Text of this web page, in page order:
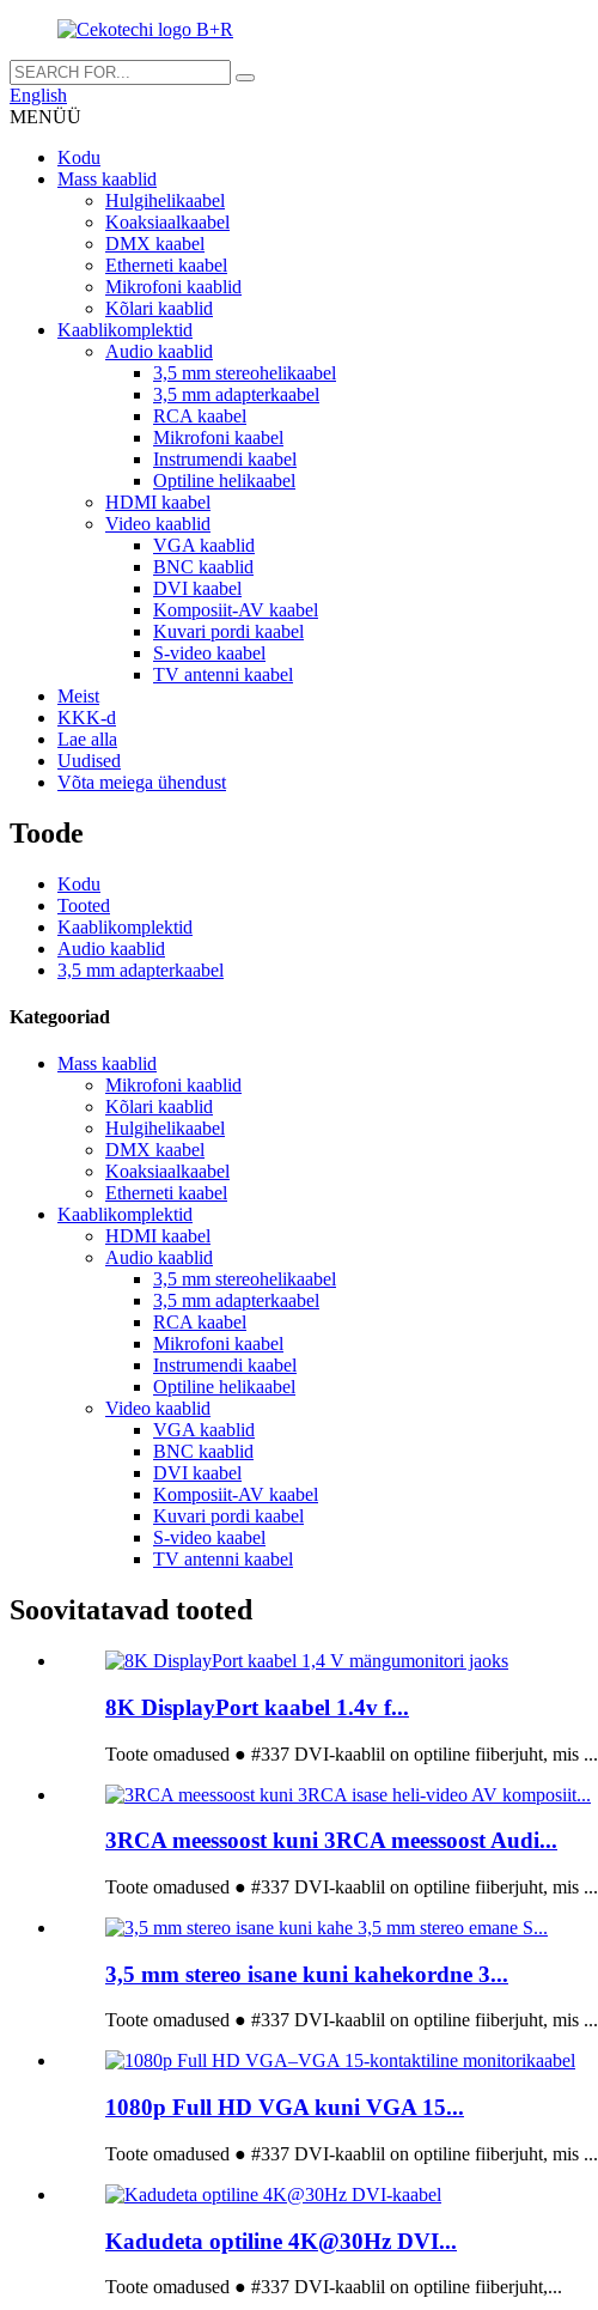
English
MENÜÜ
Kodu
Mass kaablid
Hulgihelikaabel
Koaksiaalkaabel
DMX kaabel
Etherneti kaabel
Mikrofoni kaablid
Kõlari kaablid
Kaablikomplektid
Audio kaablid
3,5 mm stereohelikaabel
3,5 mm adapterkaabel
RCA kaabel
Mikrofoni kaabel
Instrumendi kaabel
Optiline helikaabel
HDMI kaabel
Video kaablid
VGA kaablid
BNC kaablid
DVI kaabel
Komposiit-AV kaabel
Kuvari pordi kaabel
S-video kaabel
TV antenni kaabel
Meist
KKK-d
Lae alla
Uudised
Võta meiega ühendust
Toode
Kodu
Tooted
Kaablikomplektid
Audio kaablid
3,5 mm adapterkaabel
Kategooriad
Mass kaablid
Mikrofoni kaablid
Kõlari kaablid
Hulgihelikaabel
DMX kaabel
Koaksiaalkaabel
Etherneti kaabel
Kaablikomplektid
HDMI kaabel
Audio kaablid
3,5 mm stereohelikaabel
3,5 mm adapterkaabel
RCA kaabel
Mikrofoni kaabel
Instrumendi kaabel
Optiline helikaabel
Video kaablid
VGA kaablid
BNC kaablid
DVI kaabel
Komposiit-AV kaabel
Kuvari pordi kaabel
S-video kaabel
TV antenni kaabel
Soovitatavad tooted
8K DisplayPort kaabel 1.4v f...
Toote omadused ● #337 DVI-kaablil on optiline fiiberjuht, mis ...
3RCA meessoost kuni 3RCA meessoost Audi...
Toote omadused ● #337 DVI-kaablil on optiline fiiberjuht, mis ...
3,5 mm stereo isane kuni kahekordne 3...
Toote omadused ● #337 DVI-kaablil on optiline fiiberjuht, mis ...
1080p Full HD VGA kuni VGA 15...
Toote omadused ● #337 DVI-kaablil on optiline fiiberjuht, mis ...
Kadudeta optiline 4K@30Hz DVI...
Toote omadused ● #337 DVI-kaablil on optiline fiiberjuht,...